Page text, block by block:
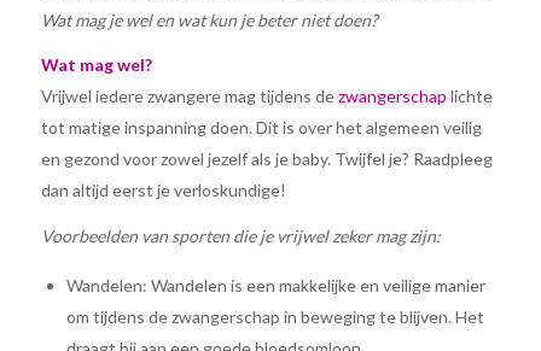
Wat mag je wel en wat kun je beter niet doen?
Wat mag wel?
Vrijwel iedere zwangere mag tijdens dezwangerschap lichte
tot matige inspanning doen. Dit is over het algemeen veilig
en gezond voor zowel jezelf als je baby. Twijfel je? Raadpleeg
dan altijd eerst je verloskundige!
Voorbeelden van sporten die je vrijwel zeker mag zijn:
Wandelen: Wandelen is een makkelijke en veilige manier
om tijdens de zwangerschap in beweging te blijven. Het